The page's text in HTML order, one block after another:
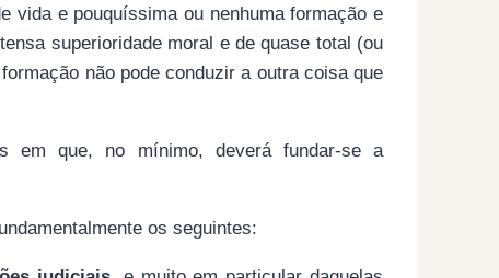
vida e pouquíssima ou nenhuma formação e
superioridade moral e de quase total (ou
não pode conduzir a outra coisa que
em que, no mínimo, deverá fundar-se a
os seguintes: